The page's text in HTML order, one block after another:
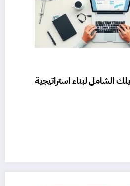
الشامل لبناء استراتيجية